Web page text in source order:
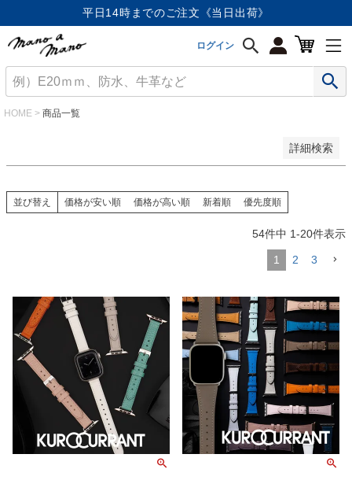
平日14時までのご注文《当日出荷》
ログイン
HOME 商品一覧
詳細検索
価格が安い順
価格が高い順
優先度順
キーワードヒット順
並び替え 価格が安い順 価格が高い順 新着順 優先度順
54件中 1-20件表示
1 2 3